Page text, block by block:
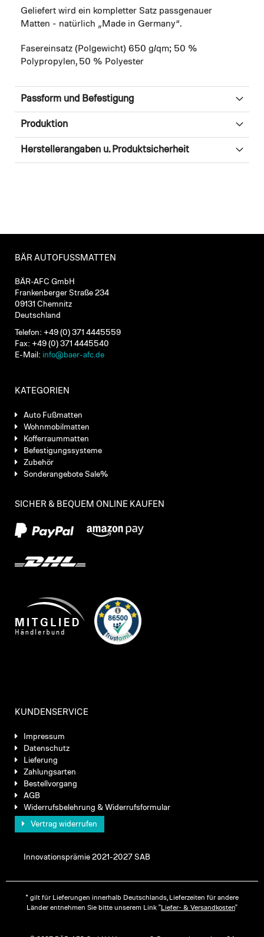
Geliefert wird ein kompletter Satz passgenauer
Matten - natürlich „Made in Germany“.
Fasereinsatz (Polgewicht) 650 g/qm; 50 %
Polypropylen, 50 % Polyester
Passform und Befestigung
Produktion
Herstellerangaben u. Produktsicherheit
BÄR AUTOFUSSMATTEN
BÄR-AFC GmbH
Frankenberger Straße 234
09131 Chemnitz
Deutschland
Telefon: +49 (0) 371 4445559
Fax: +49 (0) 371 4445540
E-Mail: info@baer-afc.de
KATEGORIEN
Auto Fußmatten
Wohnmobilmatten
Kofferraummatten
Befestigungssysteme
Zubehör
Sonderangebote Sale%
SICHER & BEQUEM ONLINE KAUFEN
KUNDENSERVICE
Impressum
Datenschutz
Lieferung
Zahlungsarten
Bestellvorgang
AGB
Widerrufsbelehrung & Widerrufsformular
Vertrag widerrufen
Innovationsprämie 2021-2027 SAB
* gilt für Lieferungen innerhalb Deutschlands, Lieferzeiten für andere
Länder entnehmen Sie bitte unserem Link "Liefer- & Versandkosten"